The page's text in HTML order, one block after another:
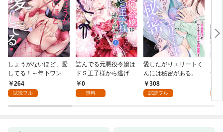
しょうがないほど、愛
してる！～年下ワンコ
秋くんの一途な溺愛暴
走中～1
264
試読フル
詰んでる元悪役令嬢は
ドＳ王子様から逃げ出
したい 【分冊版】 1
0
無料
愛したがりエリートく
んには秘密がある。～
沼系男子の甘くてエッ
チな恋の罠～(1)
308
試読フル
愛